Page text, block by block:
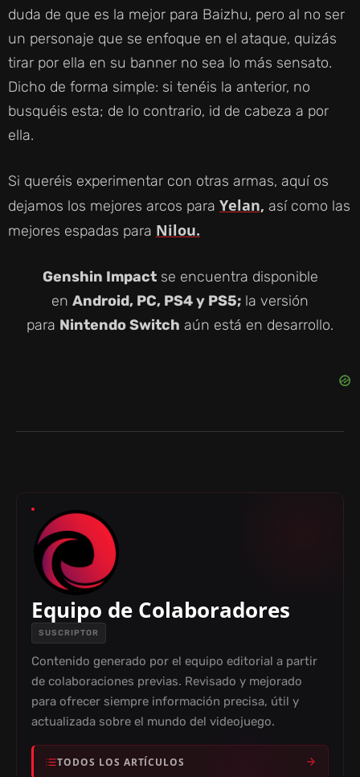
duda de que es la mejor para Baizhu, pero al no ser
un personaje que se enfoque en el ataque, quizás
tirar por ella en su banner no sea lo más sensato.
Dicho de forma simple: si tenéis la anterior, no
busquéis esta; de lo contrario, id de cabeza a por
ella.
Si queréis experimentar con otras armas, aquí os
dejamos los mejores arcos para Yelan, así como las
mejores espadas para Nilou.
Genshin Impactse encuentra disponible
en Android, PC, PS4 y PS5; la versión
para Nintendo Switch aún está en desarrollo.
Equipo de Colaboradores
SUSCRIPTOR
Contenido generado por el equipo editorial a partir
de colaboraciones previas. Revisado y mejorado
para ofrecer siempre información precisa, útil y
actualizada sobre el mundo del videojuego.
TODOS LOS ARTÍCULOS